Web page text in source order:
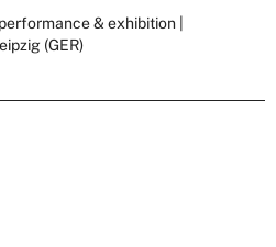
& exhibition |
(GER)